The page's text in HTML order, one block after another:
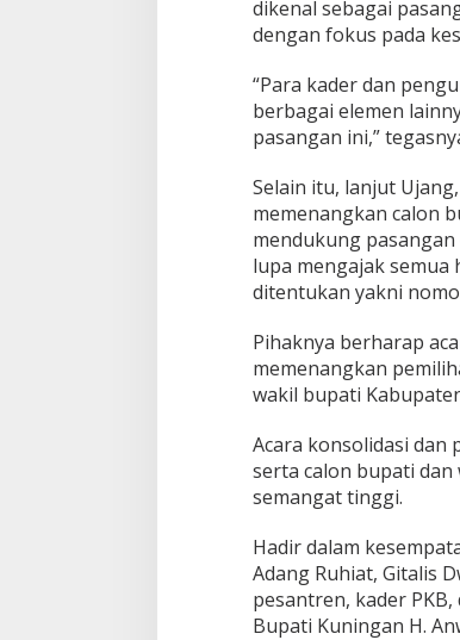
dikenal sebagai
dengan fokus pada
“Para kader dan
berbagai elemen
pasangan ini,”
Selain itu, lanjut
memenangkan calon
mendukung
lupa mengajak
ditentukan yakni
Pihaknya berharap
memenangkan
wakil bupati
Acara konsolidasi dan
serta calon bupati
semangat tinggi.
Hadir dalam
Adang Ruhiat, Gitalis
pesantren, kader
Bupati Kuningan H.